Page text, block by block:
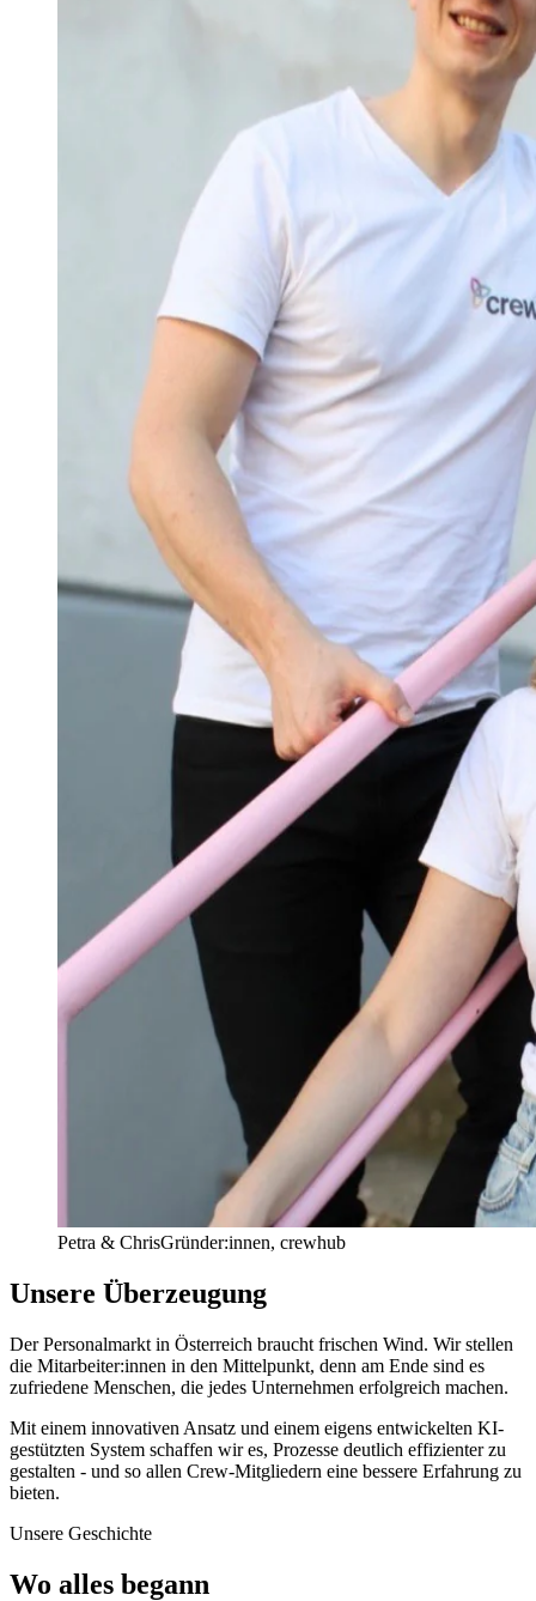
Petra & ChrisGründer:innen, crewhub
Unsere Überzeugung
Der Personalmarkt in Österreich braucht frischen Wind. Wir stellen
die Mitarbeiter:innen in den Mittelpunkt, denn am Ende sind es
zufriedene Menschen, die jedes Unternehmen erfolgreich machen.
Mit einem innovativen Ansatz und einem eigens entwickelten KI-
gestützten System schaffen wir es, Prozesse deutlich effizienter zu
gestalten - und so allen Crew-Mitgliedern eine bessere Erfahrung zu
bieten.
Unsere Geschichte
Wo alles begann